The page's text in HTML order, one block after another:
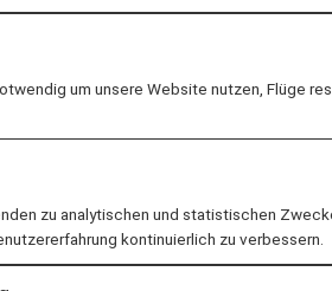
und vom
die Informationen, die Sie
GOLD LANE
um unsere Website nutzen, Flüge
zu analytischen und statistischen
kontinuierlich zu verbessern.